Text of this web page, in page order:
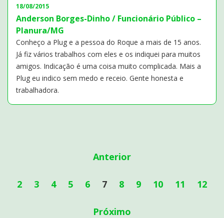
18/08/2015
Anderson Borges-Dinho / Funcionário Público –
Planura/MG
Conheço a Plug e a pessoa do Roque a mais de 15 anos.
Já fiz vários trabalhos com eles e os indiquei para muitos
amigos. Indicação é uma coisa muito complicada. Mais a
Plug eu indico sem medo e receio. Gente honesta e
trabalhadora.
Anterior
2 3 4 5 6 7 8 9 10 11 12
Próximo